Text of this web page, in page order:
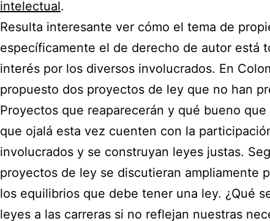
intelectual.
Resulta interesante ver cómo el tema de
específicamente el de derecho de autor está
interés por los diversos involucrados. En
propuesto dos proyectos de ley que no han
Proyectos que reaparecerán y qué bueno
que ojalá esta vez cuenten con la
involucrados y se construyan leyes justas.
proyectos de ley se discutieran ampliamente
los equilibrios que debe tener una ley. ¿Qué
leyes a las carreras si no reflejan nuestras